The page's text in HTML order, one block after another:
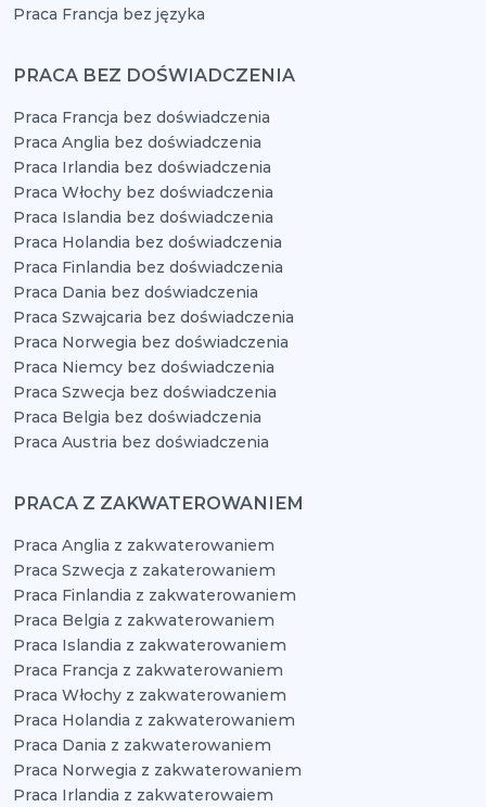
Praca Francja bez języka
PRACA BEZ DOŚWIADCZENIA
Praca Francja bez doświadczenia
Praca Anglia bez doświadczenia
Praca Irlandia bez doświadczenia
Praca Włochy bez doświadczenia
Praca Islandia bez doświadczenia
Praca Holandia bez doświadczenia
Praca Finlandia bez doświadczenia
Praca Dania bez doświadczenia
Praca Szwajcaria bez doświadczenia
Praca Norwegia bez doświadczenia
Praca Niemcy bez doświadczenia
Praca Szwecja bez doświadczenia
Praca Belgia bez doświadczenia
Praca Austria bez doświadczenia
PRACA Z ZAKWATEROWANIEM
Praca Anglia z zakwaterowaniem
Praca Szwecja z zakaterowaniem
Praca Finlandia z zakwaterowaniem
Praca Belgia z zakwaterowaniem
Praca Islandia z zakwaterowaniem
Praca Francja z zakwaterowaniem
Praca Włochy z zakwaterowaniem
Praca Holandia z zakwaterowaniem
Praca Dania z zakwaterowaniem
Praca Norwegia z zakwaterowaniem
Praca Irlandia z zakwaterowaiem